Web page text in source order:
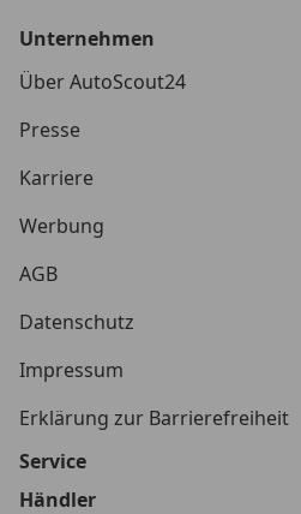
Unternehmen
Über AutoScout24
Presse
Karriere
Werbung
AGB
Datenschutz
Impressum
Erklärung zur Barrierefreiheit
Service
Händler